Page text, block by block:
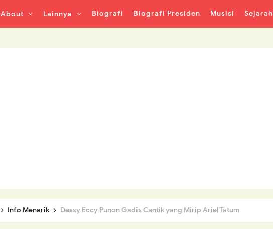
About Lainnya Biografi Biografi Presiden Musisi Sejarah
Info Menarik Dessy Eccy Punon Gadis Cantik yang Mirip Ariel Tatum